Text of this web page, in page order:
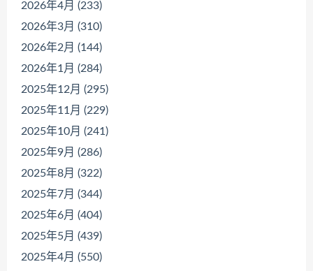
2026年4月 (233)
2026年3月 (310)
2026年2月 (144)
2026年1月 (284)
2025年12月 (295)
2025年11月 (229)
2025年10月 (241)
2025年9月 (286)
2025年8月 (322)
2025年7月 (344)
2025年6月 (404)
2025年5月 (439)
2025年4月 (550)